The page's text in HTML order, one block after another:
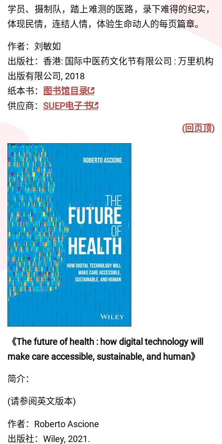
学员、摄制队，踏上难测的医路，录下难得的纪实，
体现民情，连结人情，体验生命动人的每页篇章。
作者：刘敏如
出版社：香港: 国际中医药文化节有限公司 : 万里机构
出版有限公司, 2018
纸本书： 图书馆目录
供应商： SUEP电子书
(回页顶)
《The future of health : how digital technology will
make care accessible, sustainable, and human》
简介：
(请参阅英文版本)
作者：Roberto Ascione
出版社：Wiley, 2021.